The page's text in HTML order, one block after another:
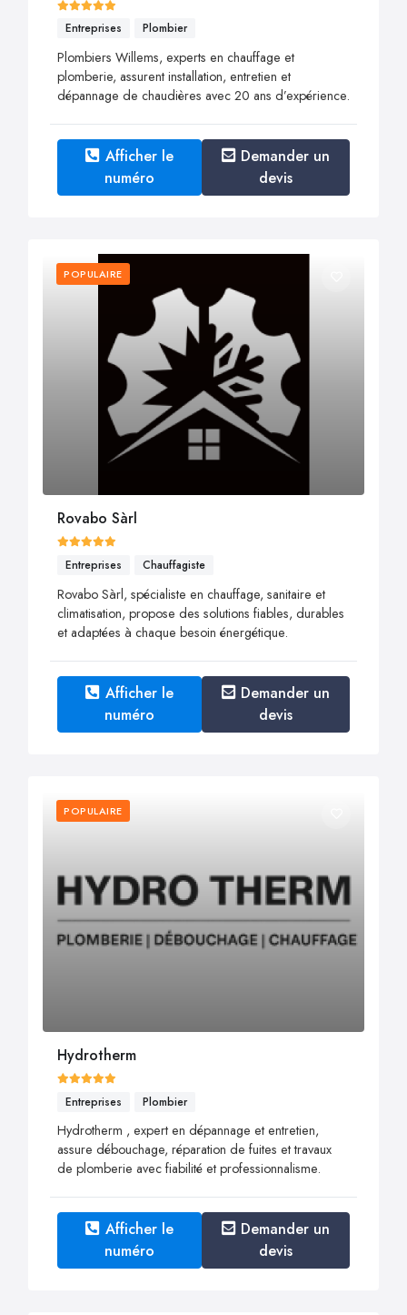
Entreprises Plombier
Plombiers Willems, experts en chauffage et
plomberie, assurent installation, entretien et
dépannage de chaudières avec 20 ans d’expérience.
Afficher le
numéro
Demander un
devis
POPULAIRE
Rovabo Sàrl
Entreprises Chauffagiste
Rovabo Sàrl, spécialiste en chauffage, sanitaire et
climatisation, propose des solutions fiables, durables
et adaptées à chaque besoin énergétique.
Afficher le
numéro
Demander un
devis
POPULAIRE
Hydrotherm
Entreprises Plombier
Hydrotherm , expert en dépannage et entretien,
assure débouchage, réparation de fuites et travaux
de plomberie avec fiabilité et professionnalisme.
Afficher le
numéro
Demander un
devis